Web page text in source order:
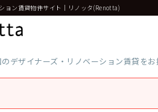
ョン賃貸物件サイト｜リノッタ(Renotta)
のデザイナーズ・リノベーション賃貸を